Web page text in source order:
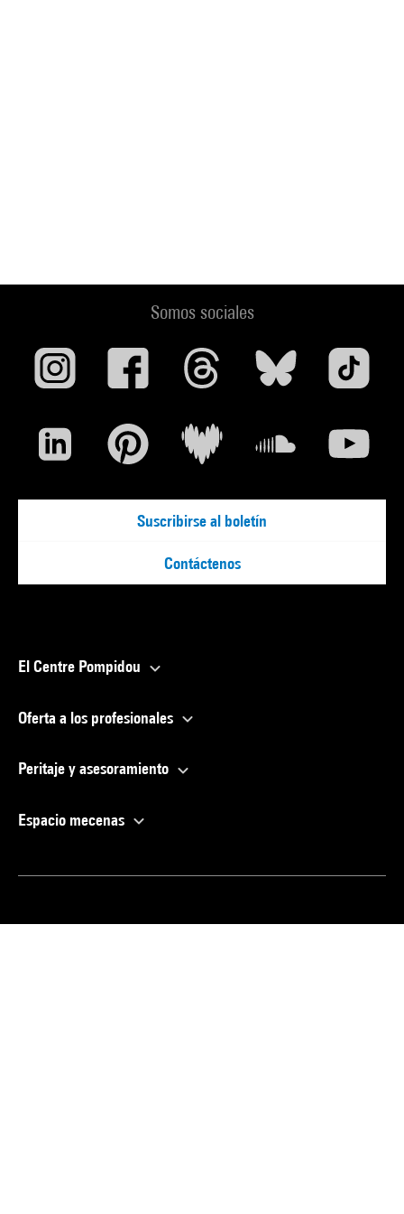
Somos sociales
Suscribirse al boletín
Contáctenos
El Centre Pompidou
Oferta a los profesionales
Peritaje y asesoramiento
Espacio mecenas